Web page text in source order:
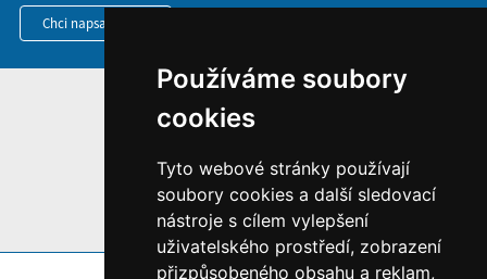
Používáme soubory
cookies
Tyto webové stránky používají
soubory cookies a další sledovací
nástroje s cílem vylepšení
uživatelského prostředí, zobrazení
přizpůsobeného obsahu a reklam,
Chci napsat MKČR